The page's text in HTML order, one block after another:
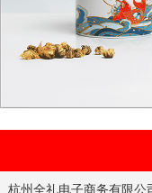
杭州全礼电子商务有限公